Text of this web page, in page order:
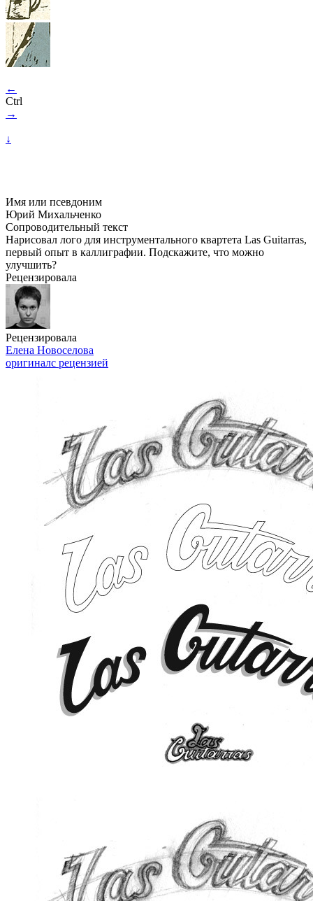
←
Ctrl
→
↓
Имя или псевдоним
Юрий Михальченко
Сопроводительный текст
Нарисовал лого для инструментального квартета Las Guitarras,
первый опыт в каллиграфии. Подскажите, что можно
улучшить?
Рецензировала
Рецензировала
Елена Новоселова
оригиналс рецензией